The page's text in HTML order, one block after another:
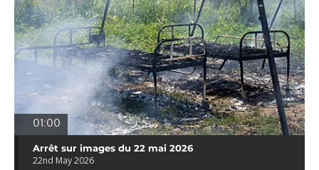
01:00
Arrêt sur images du 22 mai 2026
22nd May 2026